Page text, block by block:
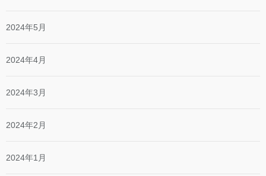
2024年5月
2024年4月
2024年3月
2024年2月
2024年1月